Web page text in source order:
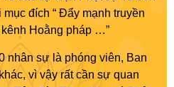
đích “ Đẩy mạnh truyền
Hoằng pháp …”
nhân sự là phóng viên, Ban
vì vậy rất cần sự quan